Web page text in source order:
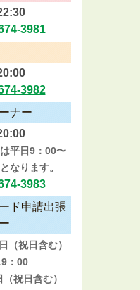
3981
3982
ナー
平日9：00〜
なります。
3983
ド申請出張
（祝日含む）
：00
祝日含む）